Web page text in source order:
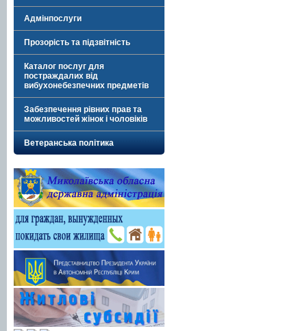
Адмінпослуги
Прозорість та підзвітність
Каталог послуг для
постраждалих від
вибухонебезпечних предметів
Забезпечення рівних прав та
можливостей жінок і чоловіків
Ветеранська політика